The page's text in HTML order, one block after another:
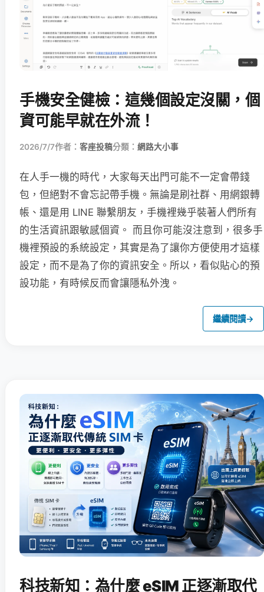
手機安全健檢：這幾個設定沒關，個
資可能早就在外流！
2026/7/7作者： 客座投稿分類： 網路大小事
在人手一機的時代，大家每天出門可能不一定會帶錢
包，但絕對不會忘記帶手機。無論是刷社群、用網銀轉
帳、還是用 LINE 聯繫朋友，手機裡幾乎裝著人們所有
的生活資訊跟敏感個資。 而且你可能沒注意到，很多手
機裡預設的系統設定，其實是為了讓你方便使用才這樣
設定，而不是為了你的資訊安全。所以，看似貼心的預
設功能，有時候反而會讓隱私外洩。
繼續閱讀→
科技新知：為什麼 eSIM 正逐漸取代